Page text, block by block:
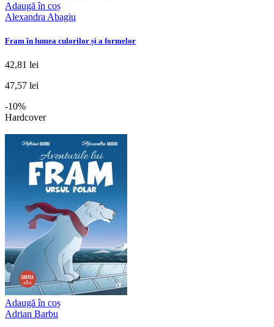
Adaugă în coș
Alexandra Abagiu
Fram în lumea culorilor și a formelor
42,81 lei
47,57 lei
-10%
Hardcover
Adaugă în coș
Adrian Barbu